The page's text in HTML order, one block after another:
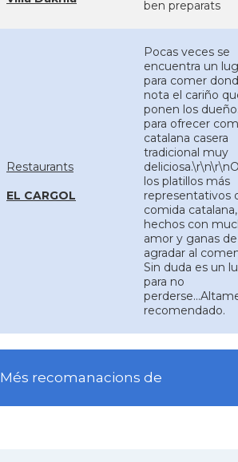
ben preparats
Restaurants
EL CARGOL
Pocas veces se
encuentra un
para comer
nota el cariño
ponen los
para ofrecer
catalana casera
tradicional muy
los platillos más
representativos
comida catalana,
hechos con
amor y ganas de
agradar al
Sin duda es un
para no
recomendado.
Més recomanacions de